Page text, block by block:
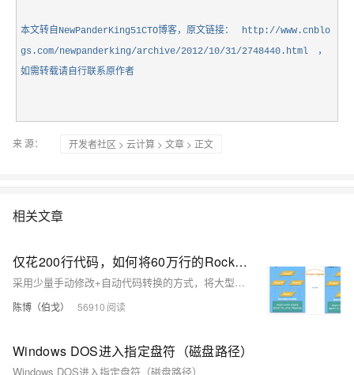
本文转自NewPanderKing51CTO博客，原文链接：
http://www.cnblo
gs.com/newpanderking/archive/2012/10/31/2748440.html
，
如需转载请自行联系原作者
来 源： 开发者社区 > 云计算 > 文章 > 正文
相关文章
仅花200行代码，如何将60万行的RocksDB改造成协程
采用少量手动修改+自动代码转换的方式，将大型多线程程序改造成协程。在某些重IO、高并发的场景中，帮助业务取得了性能翻倍的效果。
陈博（伯戈） 56910
Windows DOS进入指定盘符（磁盘路径）
Windows DOS进入指定盘符（磁盘路径）